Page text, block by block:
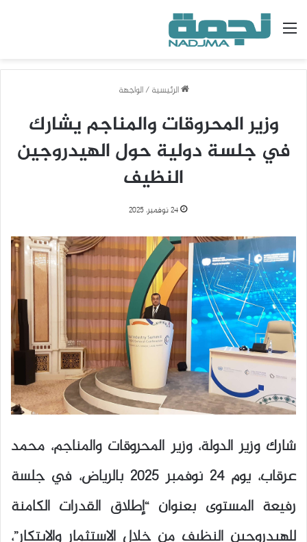
القائمة
الرئيسية / الواجهة
وزير المحروقات والمناجم يشارك
في جلسة دولية حول الهيدروجين
النظيف
24 نوفمبر، 2025
شارك وزير الدولة، وزير المحروقات والمناجم، محمد
عرقاب، يوم 24 نوفمبر 2025 بالرياض، في جلسة
رفيعة المستوى بعنوان “إطلاق القدرات الكامنة
للهيدروجين النظيف من خلال الاستثمار والابتكار”،